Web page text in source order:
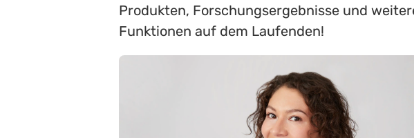
Produkten, Forschungsergebnisse und
Funktionen auf dem Laufenden!